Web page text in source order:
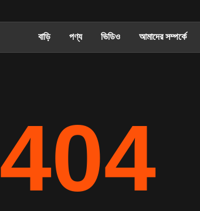
বাড়ি পণ্য ভিডিও আমাদের সম্পর্কে
404